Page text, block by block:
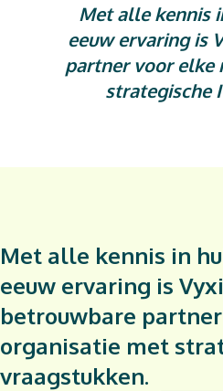
Met alle kennis
eeuw ervaring is
partner voor elke
strategische
Met alle kennis in
eeuw ervaring is
betrouwbare
organisatie met
vraagstukken.